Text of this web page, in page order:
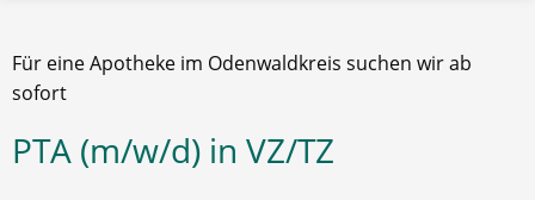
Für eine Apotheke im Odenwaldkreis suchen wir ab
sofort
PTA (m/w/d) in VZ/TZ